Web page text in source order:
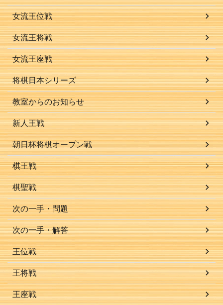
女流王位戦
女流王将戦
女流王座戦
将棋日本シリーズ
教室からのお知らせ
新人王戦
朝日杯将棋オープン戦
棋王戦
棋聖戦
次の一手・問題
次の一手・解答
王位戦
王将戦
王座戦